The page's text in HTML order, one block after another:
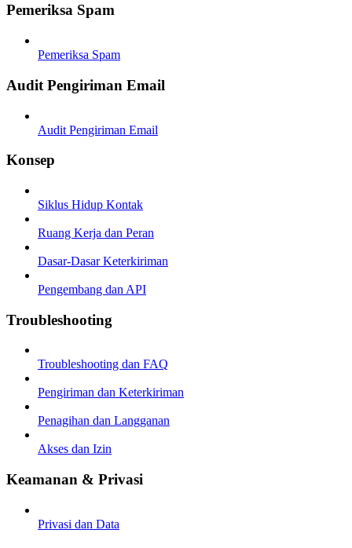
Pemeriksa Spam
Pemeriksa Spam
Audit Pengiriman Email
Audit Pengiriman Email
Konsep
Siklus Hidup Kontak
Ruang Kerja dan Peran
Dasar-Dasar Keterkiriman
Pengembang dan API
Troubleshooting
Troubleshooting dan FAQ
Pengiriman dan Keterkiriman
Penagihan dan Langganan
Akses dan Izin
Keamanan & Privasi
Privasi dan Data